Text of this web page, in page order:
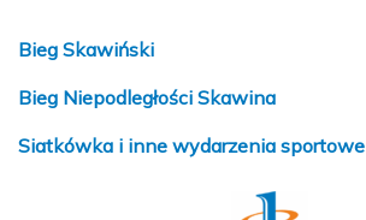
Bieg Skawiński
Bieg Niepodległości Skawina
Siatkówka i inne wydarzenia sportowe